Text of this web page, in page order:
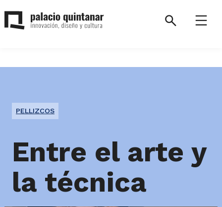
contenido
página
SearchMenú
PELLIZCOS
Entre el arte y
la técnica